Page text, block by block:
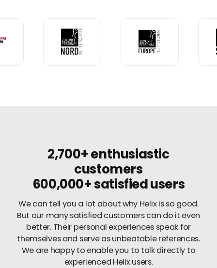
2,700+ enthusiastic
customers
600,000+ satisfied users
We can tell you a lot about why Helix is so good.
But our many satisfied customers can do it even
better. Their personal experiences speak for
themselves and serve as unbeatable references.
We are happy to enable you to talk directly to
experienced Helix users.